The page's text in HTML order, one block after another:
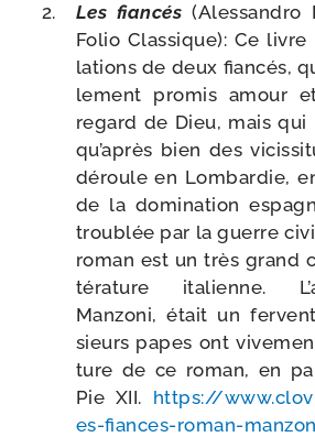
Les fian­cés (Alessandro
Folio Classique): Ce
la­tions de deux fian­cés,
le­ment pro­mis amour
regard de Dieu, mais qui
qu’après bien des
déroule en Lombardie,
de la domi­na­tion
trou­blée par la guerre
roman est un très grand
té­ra­ture ita­lienne.
Manzoni, était un
sieurs papes ont
ture de ce roman, en
Pie XII. https://​
e​s​-​f​i​a​n​c​e​s​-​r​o​m​a​n​-​